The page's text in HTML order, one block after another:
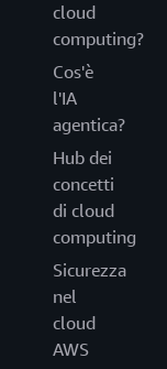
cloud
computing?
Cos'è
l'IA
agentica?
Hub dei
concetti
di cloud
computing
Sicurezza
nel
cloud
AWS